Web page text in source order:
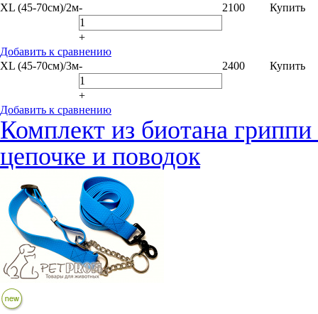
XL (45-70см)/2м-
+
2100 Купить
Добавить к сравнению
XL (45-70см)/3м-
+
2400 Купить
Добавить к сравнению
Комплект из биотана
цепочке и поводок